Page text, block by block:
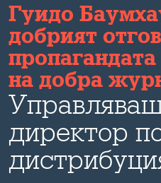
Гуидо
добрият
на добра
директор